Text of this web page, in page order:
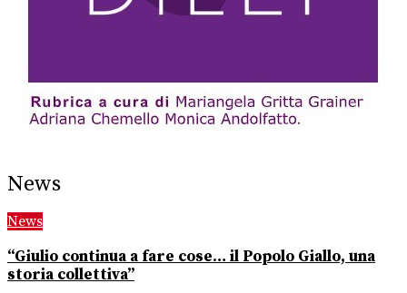
News
News
“Giulio continua a fare cose… il Popolo Giallo, una
storia collettiva”